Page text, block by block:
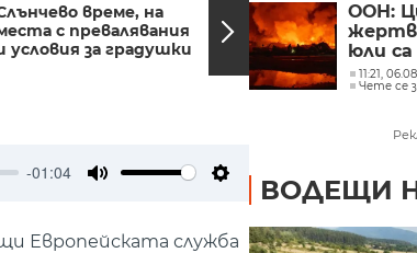
време, на
с превалявания
условия за градушки
-01:04
Settings
Европейската служба
ООН:
юли
11:21,
Чете се
ВОДЕЩИ